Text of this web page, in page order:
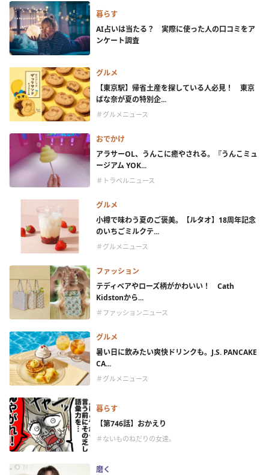
暮らす
AI占いは当たる？ 実際に使った人の口コミをア
ンケート調査
グルメ
【東京駅】帰省土産を探している人必見！ 東京
ばな奈が夏の特別企...
＃グルメニュース
おでかけ
アラサーOL、うんこに癒やされる。『うんこミュ
ージアム YOK...
＃トラベルニュース
グルメ
小樽で味わう夏のご褒美。【ルタオ】18周年記念
のいちごミルクテ...
＃グルメニュース
ファッション
テディベアやローズ柄がかわいい！ Cath
Kidstonから...
＃ファッションニュース
グルメ
暑い日に飲みたい爽快ドリンクも。J.S. PANCAKE
CA...
＃グルメニュース
暮らす
【第746話】おかえり
＃ないものねだりの女達。
磨く